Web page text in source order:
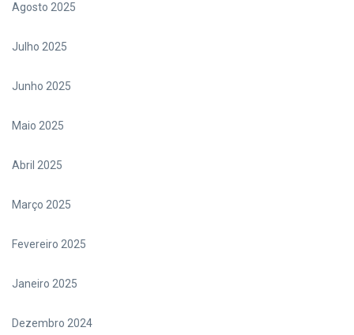
Agosto 2025
Julho 2025
Junho 2025
Maio 2025
Abril 2025
Março 2025
Fevereiro 2025
Janeiro 2025
Dezembro 2024